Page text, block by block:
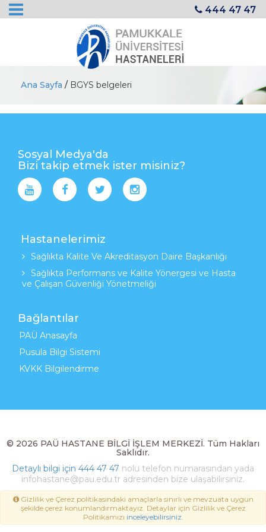
444 47 47
Ana Sayfa / BGYS belgeleri
Sosyal Medya'da
Bizi takip etmek ister misiniz?
Hastanelerimiz
Sağlıkta Kalite Ve Akreditasyon Daire Başkanlığı
Sağlıkta Performans ve Kalite Yönergesi ve Hasta
ve Çalışan Güvenliği Yönetmeliği
Bağlantılar
PAÜ Anasayfa
Pusula Bilgi Sistemi
KVKK Bilgilendirme
© 2026 PAÜ HASTANE BİLGİ İŞLEM MERKEZİ. Tüm Hakları
Saklıdır.
Detaylı bilgi için 444 47 47 nolu telefon numarasından yada
infohastane@pau.edu.tr adresinden bize ulaşabilirsiniz.
Gizlilik ve Çerez politikasındaki amaçlarla sınırlı ve mevzuata uygun
şekilde çerez konumlandırmaktayız. Detaylar için Gizlilik ve Çerez
Politikamızı inceleyebilirsiniz